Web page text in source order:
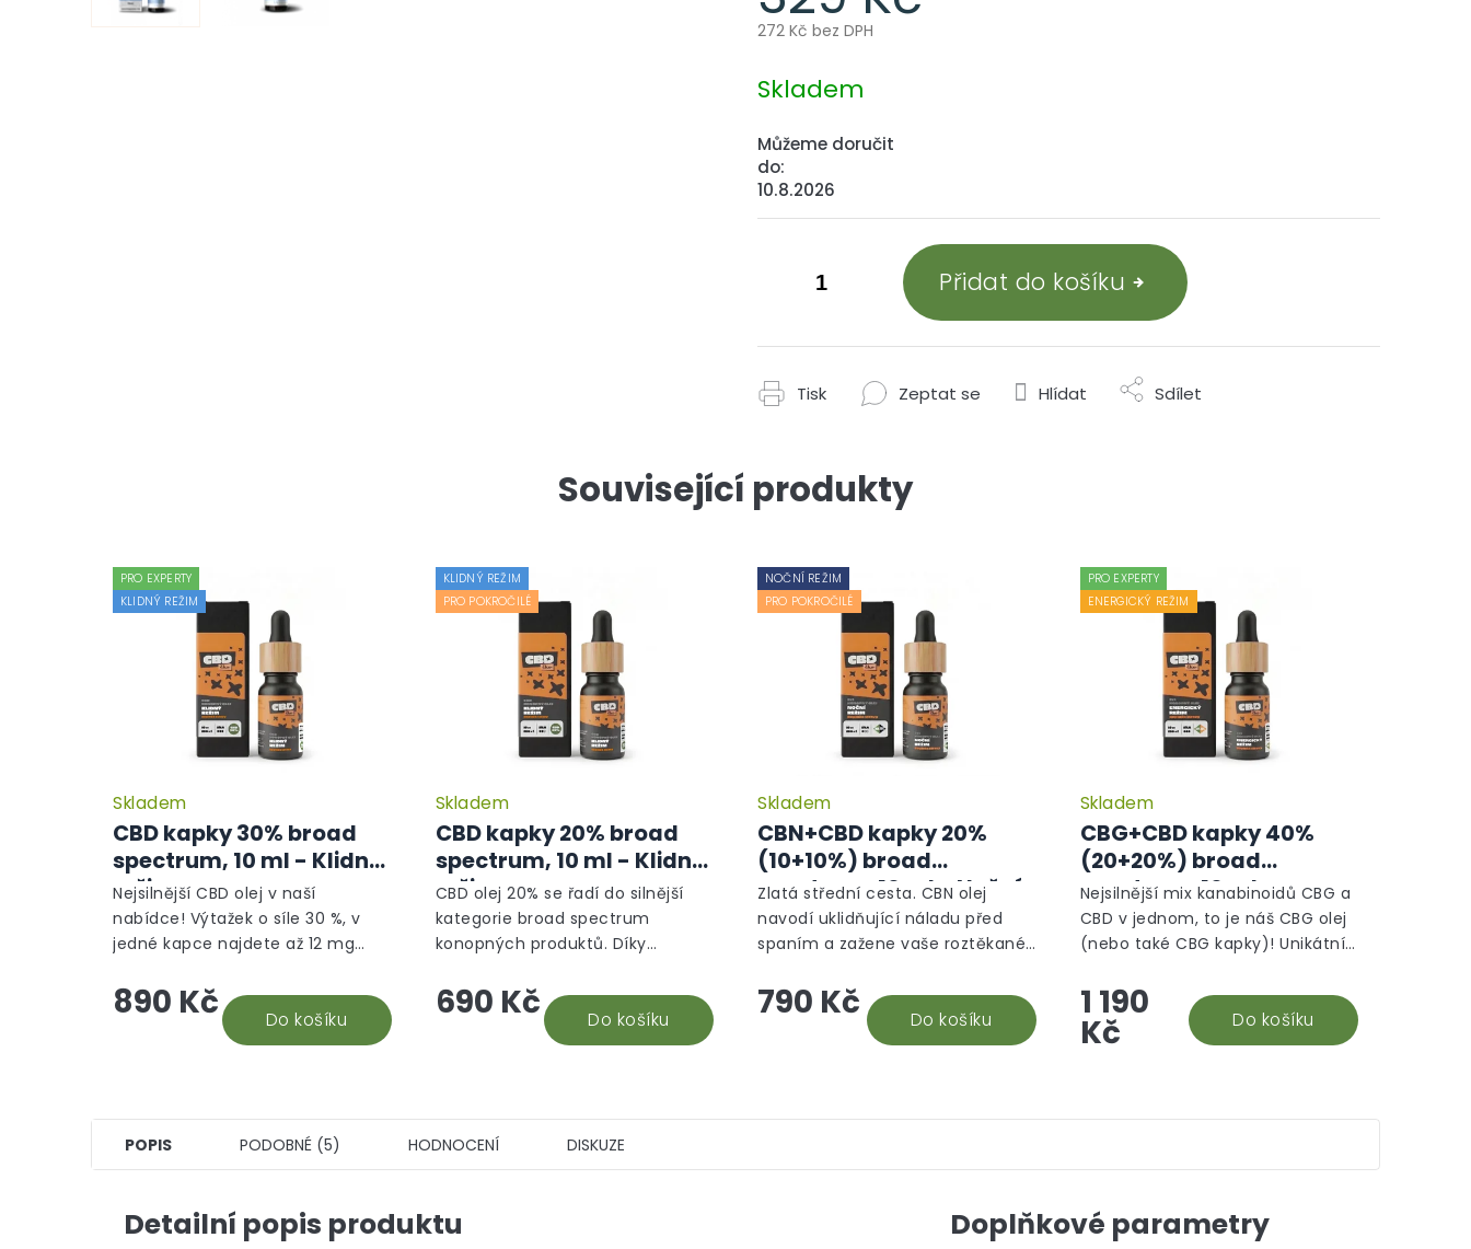
272 Kč bez DPH
cena:
Skladem
Můžeme doručit
do:
10.8.2026
Přidat do košíku
Tisk Zeptat se Hlídat Sdílet
Související produkty
PRO EXPERTY
KLIDNÝ REŽIM
CBD kapky 30% broad
spectrum, 10 ml - Klidný
režim
Průměrné
hodnocení
produktu
hvězdiček.
Skladem
890 Kč Do košíku
Nejsilnější CBD olej v naší
nabídce! Výtažek o síle 30 %, v
jedné kapce najdete až 12 mg
stálých odběratelů 30% CBD oleje,
vyhodnocujeme tento...
KLIDNÝ REŽIM
PRO POKROČILÉ
CBD kapky 20% broad
spectrum, 10 ml - Klidný
režim
Skladem
690 Kč Do košíku
CBD olej 20% se řadí do silnější
kategorie broad spectrum
konopných produktů. Díky
8 mg CBD v jedné kapce. Vysoká
kvalita je zaručena CO2...
NOČNÍ REŽIM
PRO POKROČILÉ
CBN+CBD kapky 20%
(10+10%) broad
spectrum, 10 ml - Noční
režim
Skladem
790 Kč Do košíku
Zlatá střední cesta. CBN olej
navodí uklidňující náladu před
spaním a zažene vaše roztěkané
naznačují, že napomáhá tvorbě
melatoninu a dokáže...
PRO EXPERTY
ENERGICKÝ REŽIM
CBG+CBD kapky 40%
(20+20%) broad
spectrum, 10 ml -
Energický režim
Skladem
1 190
Kč Do košíku
Nejsilnější mix kanabinoidů CBG a
CBD v jednom, to je náš CBG olej
(nebo také CBG kapky)! Unikátní
vám pomůže se soustředit,
kvalitně regenerovat a...
POPIS PODOBNÉ (5) HODNOCENÍ DISKUZE
Detailní popis produktu Doplňkové parametry